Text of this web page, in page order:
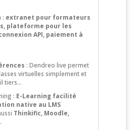
: extranet pour formateurs
plateforme pour les
API, paiement à
: Dendreo live permet
virtuelles simplement et
tiers…
: E-Learning facilité
native au LMS
Thinkific, Moodle,